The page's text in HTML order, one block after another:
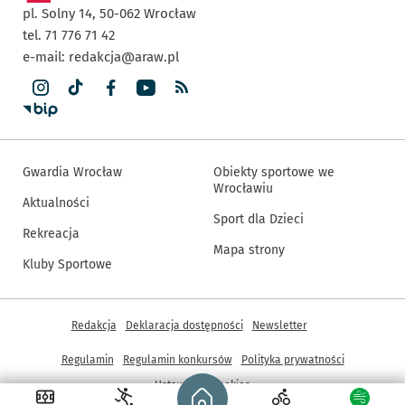
Strona główna - wroclaw.pl
pl. Solny 14, 50-062 Wrocław
tel. 71 776 71 42
e-mail: redakcja@araw.pl
Gwardia Wrocław
Aktualności
Rekreacja
Kluby Sportowe
Obiekty sportowe we
Wrocławiu
Sport dla Dzieci
Mapa strony
Inne informacje
Redakcja Deklaracja dostępności Newsletter
Regulamin Regulamin konkursów
Polityka prywatności
Ustawienia cookies